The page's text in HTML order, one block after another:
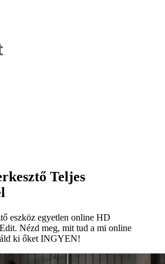
Teljes
eszköz egyetlen online HD
Nézd meg, mit tud a mi online
ki őket INGYEN!